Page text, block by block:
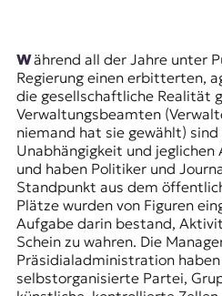
E
R
W
s
s
e
n
J
o
Während all der Jahre unter Putin hat die russische
Regierung einen erbitterten,
die gesellschaftliche Realität
Verwaltungsbeamten
niemand hat sie gewählt) sind
Unabhängigkeit und jeglichen
und haben Politiker und
Standpunkt aus dem
Plätze wurden von Figuren
Aufgabe darin bestand,
Schein zu wahren. Die
Präsidialadministration
selbstorganisierte Partei,